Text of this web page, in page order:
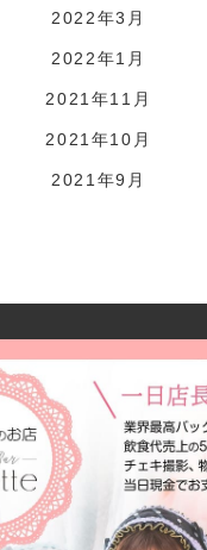
2022年3月
2022年1月
2021年11月
2021年10月
2021年9月